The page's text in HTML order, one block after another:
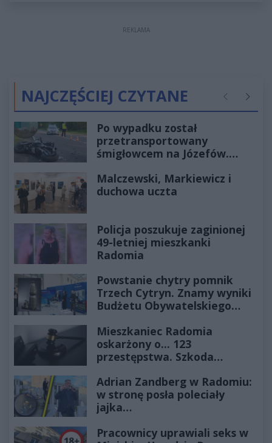
REKLAMA
NAJCZĘŚCIEJ CZYTANE Poprzednie
Po wypadku został
przetransportowany
śmigłowcem na Józefów.
Malczewski, Markiewicz i
duchowa uczta
Policja poszukuje zaginionej
49-letniej mieszkanki
Radomia
Powstanie chytry pomnik
Trzech Cytryn. Znamy wyniki
Budżetu Obywatelskiego
Mieszkaniec Radomia
oskarżony o... 123
przestępstwa. Szkoda
złotych
Adrian Zandberg w Radomiu:
w stronę posła poleciały
jajka…
Pracownicy uprawiali seks w